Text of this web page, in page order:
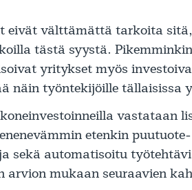
eivät välttämättä tarkoita
tästä syystä.
yritykset myös
näin työntekijöille tällaisissa
vastataan
etenkin
sekä automatisoitu
arvion mukaan seuraavien